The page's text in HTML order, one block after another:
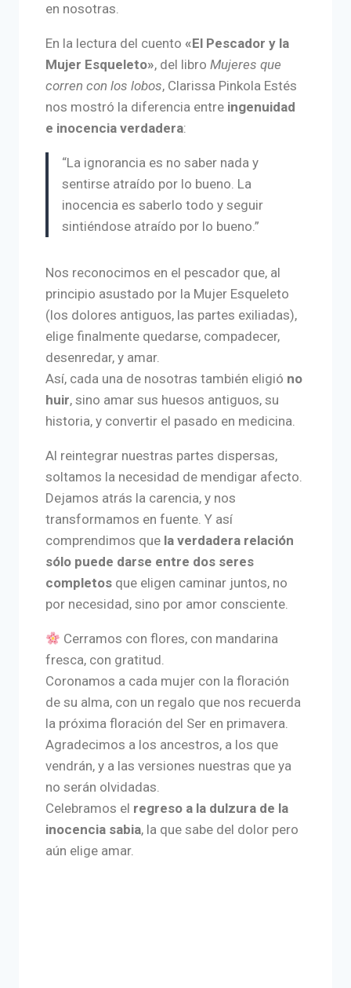
en nosotras.
En la lectura del cuento «El Pescador y la
Mujer Esqueleto», del libro Mujeres que
corren con los lobos, Clarissa Pinkola Estés
nos mostró la diferencia entre ingenuidad
e inocencia verdadera:
“La ignorancia es no saber nada y
sentirse atraído por lo bueno. La
inocencia es saberlo todo y seguir
sintiéndose atraído por lo bueno.”
Nos reconocimos en el pescador que, al
principio asustado por la Mujer Esqueleto
(los dolores antiguos, las partes exiliadas),
elige finalmente quedarse, compadecer,
desenredar, y amar.
Así, cada una de nosotras también eligió no
huir, sino amar sus huesos antiguos, su
historia, y convertir el pasado en medicina.
Al reintegrar nuestras partes dispersas,
soltamos la necesidad de mendigar afecto.
Dejamos atrás la carencia, y nos
transformamos en fuente. Y así
comprendimos que la verdadera relación
sólo puede darse entre dos seres
completos que eligen caminar juntos, no
por necesidad, sino por amor consciente.
Cerramos con flores, con mandarina
fresca, con gratitud.
Coronamos a cada mujer con la floración
de su alma, con un regalo que nos recuerda
la próxima floración del Ser en primavera.
Agradecimos a los ancestros, a los que
vendrán, y a las versiones nuestras que ya
no serán olvidadas.
Celebramos el regreso a la dulzura de la
inocencia sabia, la que sabe del dolor pero
aún elige amar.